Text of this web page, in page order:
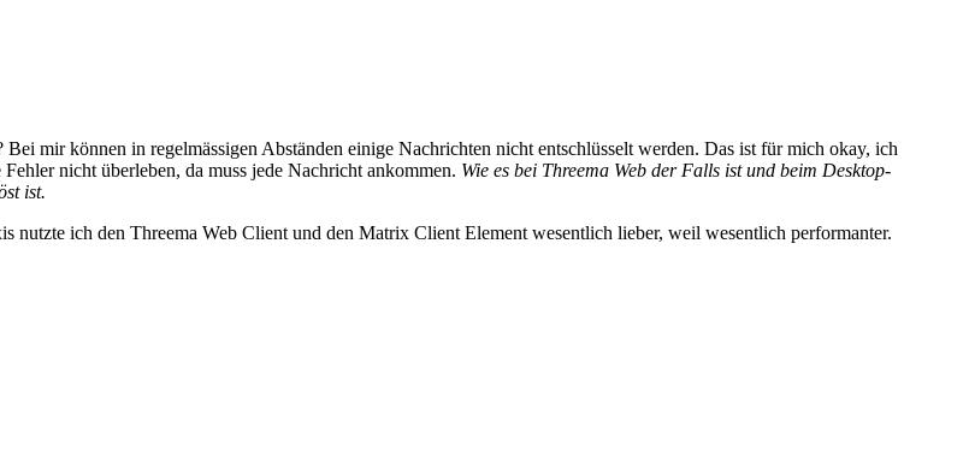
mir können in regelmässigen Abständen einige Nachrichten nicht entschlüsselt werden. Das ist für mich okay, ich
nicht überleben, da muss jede Nachricht ankommen. Wie es bei Threema Web der Falls ist und beim Desktop-
ist.
nutzte ich den Threema Web Client und den Matrix Client Element wesentlich lieber, weil wesentlich performanter.